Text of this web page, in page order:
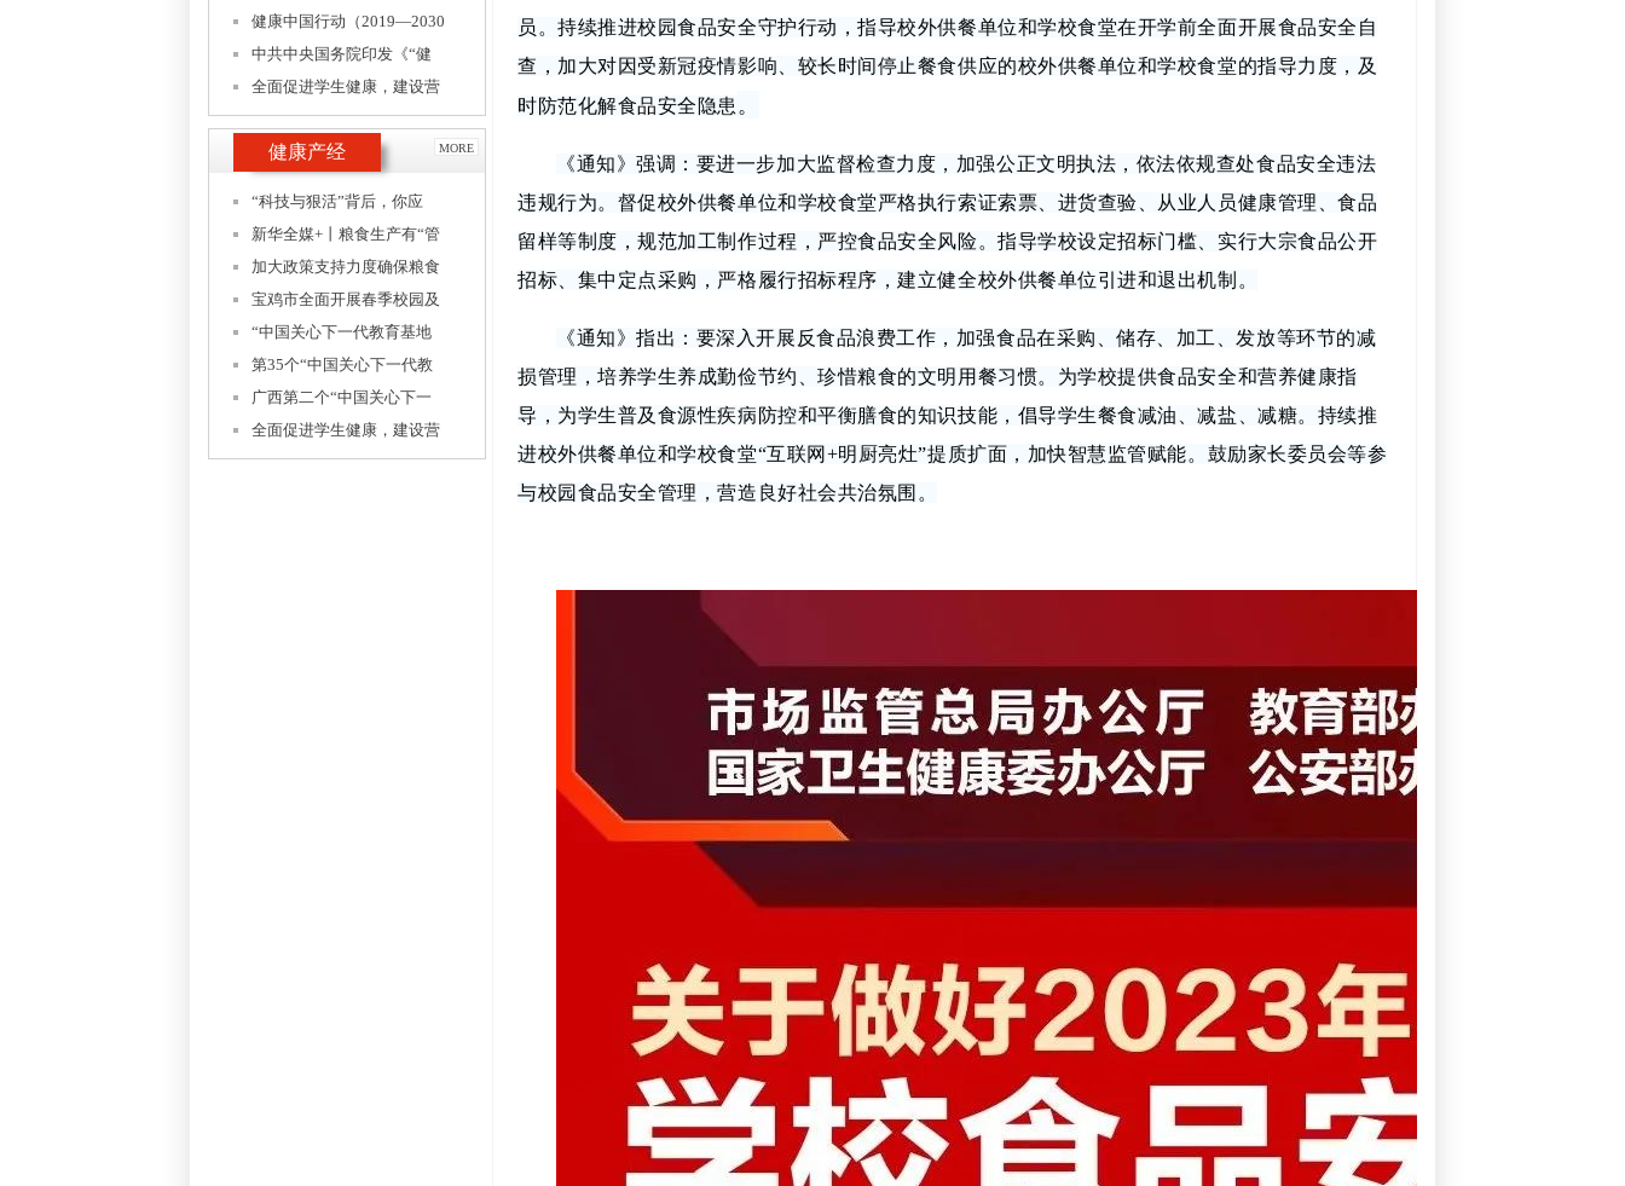
员。持续推进校园食品安全守护行动，指导校外供餐单位和学校食堂在开学前全面开展食品安全自
查，加大对因受新冠疫情影响、较长时间停止餐食供应的校外供餐单位和学校食堂的指导力度，及
时防范化解食品安全隐患 。
《通知》强调：要进一步加大监督检查力度，加强公正文明执法，依法依规查处食品安全违法
违规行为。督促校外供餐单位和学校食堂严格执行索证索票、进货查验、从业人员健康管理、食品
留样等制度，规范加工制作过程，严控食品安全风险。指导学校设定招标门槛、实行大宗食品公开
招标、集中定点采购，严格履行招标程序，建立健全校外供餐单位引进和退出机制。
《通知》指出：要深入开展反食品浪费工作，加强食品在采购、储存、加工、发放等环节的减
损管理，培养学生养成勤俭节约、珍惜粮食的文明用餐习惯。为学校提供食品安全和营养健康指
导，为学生普及食源性疾病防控和平衡膳食的知识技能，倡导学生餐食减油、减盐、减糖。持续推
进校外供餐单位和学校食堂“互联网+明厨亮灶”提质扩面，加快智慧监管赋能。鼓励家长委员会等参
与校园食品安全管理，营造良好社会共治氛围。
健康中国行动（2019—2030
中共中央国务院印发《“健
全面促进学生健康，建设营
健康产经 MORE
“科技与狠活”背后，你应
新华全媒+丨粮食生产有“管
加大政策支持力度确保粮食
宝鸡市全面开展春季校园及
“中国关心下一代教育基地
第35个“中国关心下一代教
广西第二个“中国关心下一
全面促进学生健康，建设营